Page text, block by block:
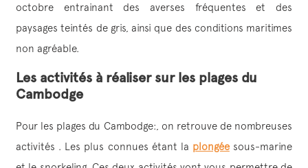
octobre entrainant des averses fréquentes et des
paysages teintés de gris, ainsi que des conditions maritimes
non agréable.
Les activités à réaliser sur les plages du
Cambodge
Pour les plages du Cambodge:, on retrouve de nombreuses
activités . Les plus connues étant la plongéesous-marine